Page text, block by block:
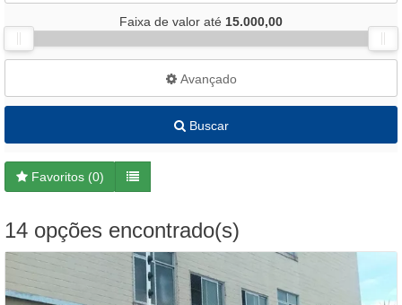
Faixa de valor até 15.000,00
Avançado
Buscar
Favoritos (0)
14 opções encontrado(s)